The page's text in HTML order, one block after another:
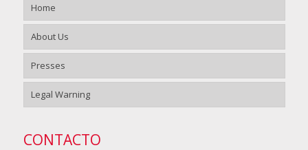
Home
About Us
Presses
Legal Warning
CONTACTO